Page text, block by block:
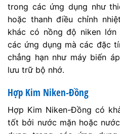
trong các ứng dụng như
hoặc thanh điều chỉnh
khác có nồng độ niken
các ứng dụng mà các đặc
chẳng hạn như máy biến
lưu trữ bộ nhớ.
Hợp Kim Niken-Đồng
Hợp Kim Niken-Đồng có
tốt bởi nước mặn hoặc